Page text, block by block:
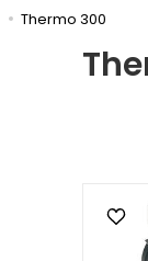
Thermo 300